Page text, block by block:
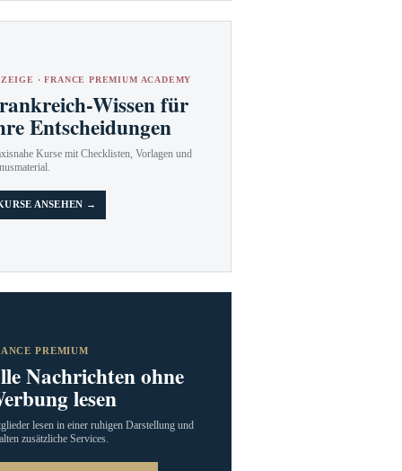
· FRANCE PREMIUM ACADEMY
Wissen für
Entscheidungen
Kurse mit Checklisten, Vorlagen und
ANSEHEN →
PREMIUM
Nachrichten ohne
lesen
lesen in einer ruhigen Darstellung und
zusätzliche Services.